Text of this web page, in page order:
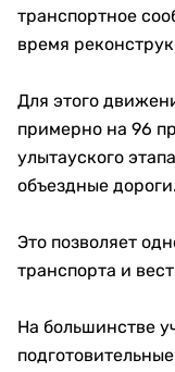
транспортное
время
Для этого
примерно на 96
улытауского
объездные дороги.
Это позволяет
транспорта и
На большинстве